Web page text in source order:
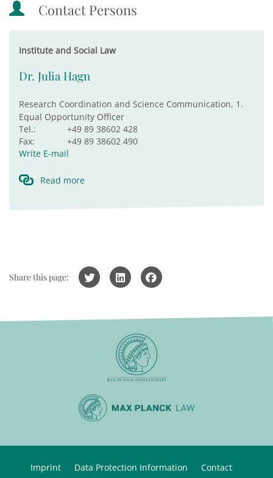
Contact Persons
Institute and Social Law
Dr. Julia Hagn
Research Coordination and Science Communication, 1.
Equal Opportunity Officer
Tel.:
+49 89 38602 428
Fax:
+49 89 38602 490
Write E-mail
Read more
Share this page:
Imprint Data Protection Information Contact